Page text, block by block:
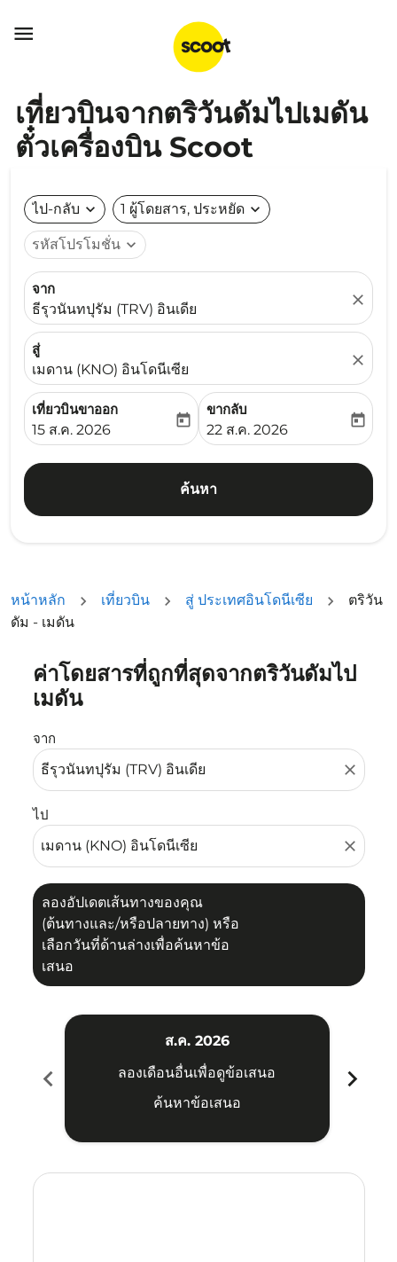

เที่ยวบินจากตริวันดัมไปเมดัน
ตั๋วเครื่องบิน Scoot
ไป-กลับ expand_more 1 ผู้โดยสาร, ประหยัด expand_more
รหัสโปรโมชั่น expand_more
จาก
ธีรุวนันทปุรัม (TRV) อินเดีย
close
สู่
เมดาน (KNO) อินโดนีเซีย
close
เที่ยวบินขาออก
fc-booking-departure-date-aria-label
15 ส.ค. 2026
today
ขากลับ
fc-booking-return-date-
22 ส.ค. 2026
today
ค้นหา
หน้าหลัก เที่ยวบิน สู่ ประเทศอินโดนีเซีย
ตริวัน
ดัม - เมดัน
ค่าโดยสารที่ถูกที่สุดจากตริวันดัมไป
เมดัน
จาก
close
ไป
close
ลองอัปเดตเส้นทางของคุณ
(ต้นทางและ/หรือปลายทาง) หรือ
เลือกวันที่ด้านล่างเพื่อค้นหาข้อ
เสนอ
ลองอัปเดตเส้นทางของคุณ (ต้นทางและ/หรือปลายทาง) หรื
chevron_left
ส.ค. 2026
ลองเดือนอื่นเพื่อดูข้อเสนอ
ค้นหาข้อเสนอ
chevron_right